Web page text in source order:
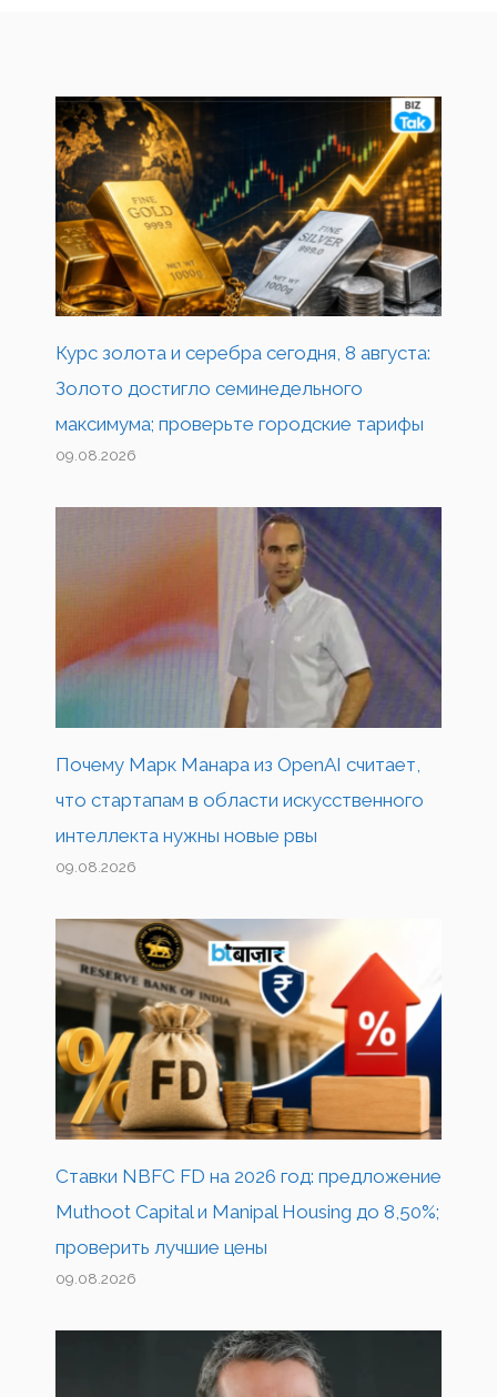
Курс золота и серебра сегодня, 8 августа:
Золото достигло семинедельного
максимума; проверьте городские тарифы
09.08.2026
Почему Марк Манара из OpenAI считает,
что стартапам в области искусственного
интеллекта нужны новые рвы
09.08.2026
Ставки NBFC FD на 2026 год: предложение
Muthoot Capital и Manipal Housing до 8,50%;
проверить лучшие цены
09.08.2026